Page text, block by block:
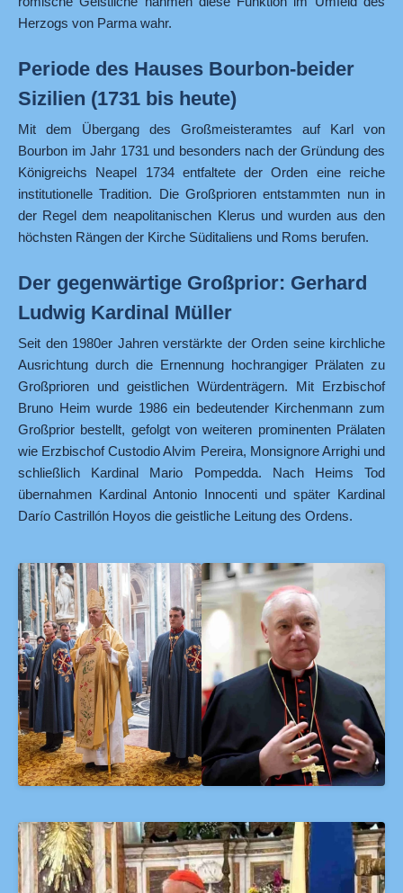
Herzogs von Parma wahr.
Periode des Hauses Bourbon-beider
Sizilien (1731 bis heute)
Mit dem Übergang des Großmeisteramtes auf Karl von
Bourbon im Jahr 1731 und besonders nach der Gründung des
Königreichs Neapel 1734 entfaltete der Orden eine reiche
institutionelle Tradition. Die Großprioren entstammten nun in
der Regel dem neapolitanischen Klerus und wurden aus den
höchsten Rängen der Kirche Süditaliens und Roms berufen.
Der gegenwärtige Großprior: Gerhard
Ludwig Kardinal Müller
Seit den 1980er Jahren verstärkte der Orden seine kirchliche
Ausrichtung durch die Ernennung hochrangiger Prälaten zu
Großprioren und geistlichen Würdenträgern. Mit Erzbischof
Bruno Heim wurde 1986 ein bedeutender Kirchenmann zum
Großprior bestellt, gefolgt von weiteren prominenten Prälaten
wie Erzbischof Custodio Alvim Pereira, Monsignore Arrighi und
schließlich Kardinal Mario Pompedda. Nach Heims Tod
übernahmen Kardinal Antonio Innocenti und später Kardinal
Darío Castrillón Hoyos die geistliche Leitung des Ordens.